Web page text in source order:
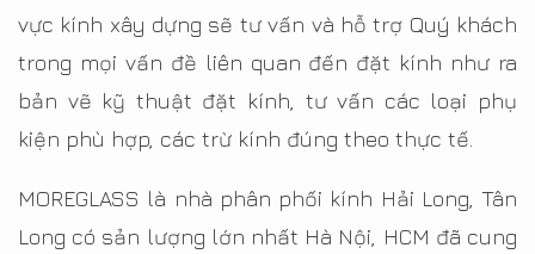
vực kính xây dựng sẽ tư vấn và hỗ trợ Quý khách
trong mọi vấn đề liên quan đến đặt kính như ra
bản vẽ kỹ thuật đặt kính, tư vấn các loại phụ
kiện phù hợp, các trừ kính đúng theo thực tế.
MOREGLASS là nhà phân phối kính Hải Long, Tân
Long có sản lượng lớn nhất Hà Nội, HCM đã cung